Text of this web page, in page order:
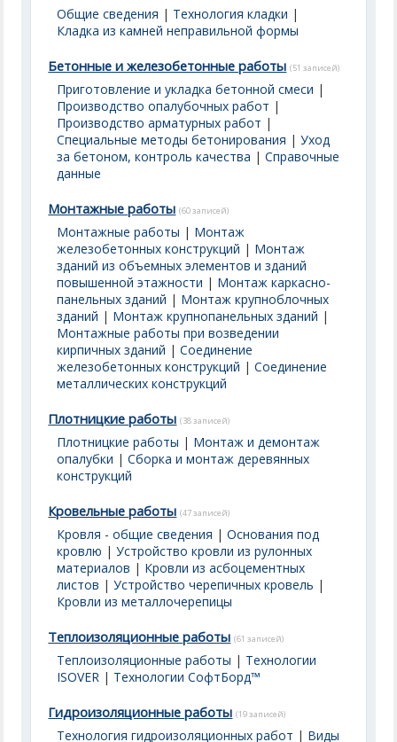
Общие сведения | Технология кладки |
Кладка из камней неправильной формы
Бетонные и железобетонные работы (51 записей)
Приготовление и укладка бетонной смеси |
Производство опалубочных работ |
Производство арматурных работ |
Специальные методы бетонирования |Уход
за бетоном, контроль качества |Справочные
данные
Монтажные работы (60 записей)
Монтажные работы | Монтаж
железобетонных конструкций | Монтаж
зданий из объемных элементов и зданий
повышенной этажности | Монтаж каркасно-
панельных зданий | Монтаж крупноблочных
зданий | Монтаж крупнопанельных зданий |
Монтажные работы при возведении
кирпичных зданий |Соединение
железобетонных конструкций |Соединение
металлических конструкций
Плотницкие работы (38 записей)
Плотницкие работы | Монтаж и демонтаж
опалубки |Сборка и монтаж деревянных
конструкций
Кровельные работы (47 записей)
Кровля - общие сведения |Основания под
кровлю |Устройство кровли из рулонных
материалов | Кровли из асбоцементных
листов |Устройство черепичных кровель |
Кровли из металлочерепицы
Теплоизоляционные работы (61 записей)
Теплоизоляционные работы | Технологии
ISOVER | Технологии СофтБорд™
Гидроизоляционные работы (19 записей)
Технология гидроизоляционных работ | Виды